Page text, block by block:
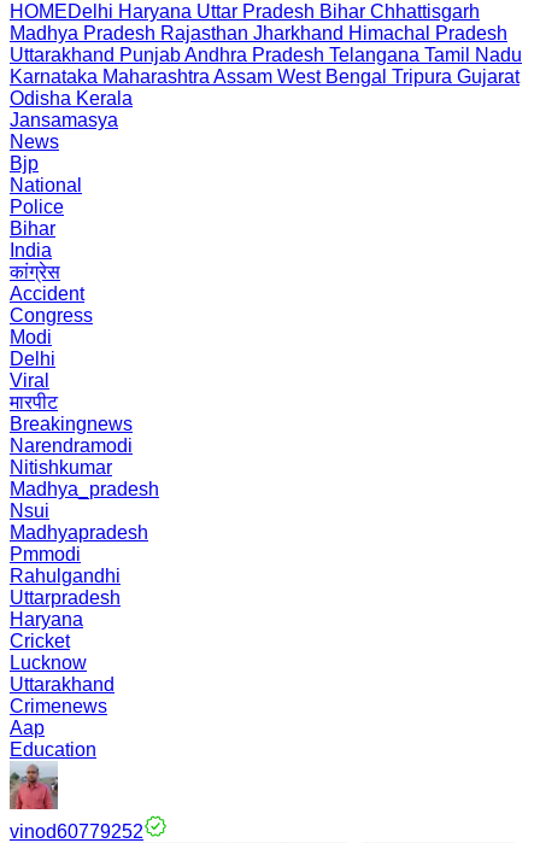
HOMEDelhi Haryana Uttar Pradesh Bihar Chhattisgarh
Madhya Pradesh Rajasthan Jharkhand Himachal Pradesh
Uttarakhand PunjabAndhra Pradesh Telangana Tamil Nadu
Karnataka Maharashtra Assam West Bengal Tripura Gujarat
Odisha Kerala
Jansamasya
News
Bjp
National
Police
Bihar
India
कांग्रेस
Accident
Congress
Modi
Delhi
Viral
मारपीट
Breakingnews
Narendramodi
Nitishkumar
Madhya_pradesh
Nsui
Madhyapradesh
Pmmodi
Rahulgandhi
Uttarpradesh
Haryana
Cricket
Lucknow
Uttarakhand
Crimenews
Aap
Education
vinod60779252